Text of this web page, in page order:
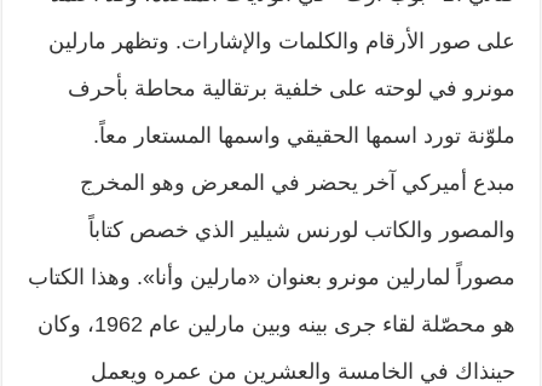
على صور الأرقام والكلمات والإشارات. وتظهر مارلين
مونرو في لوحته على خلفية برتقالية محاطة بأحرف
ملوّنة تورد اسمها الحقيقي واسمها المستعار معاً.
مبدع أميركي آخر يحضر في المعرض وهو المخرج
والمصور والكاتب لورنس شيلير الذي خصص كتاباً
مصوراً لمارلين مونرو بعنوان «مارلين وأنا». وهذا الكتاب
هو محصّلة لقاء جرى بينه وبين مارلين عام 1962، وكان
حينذاك في الخامسة والعشرين من عمره ويعمل